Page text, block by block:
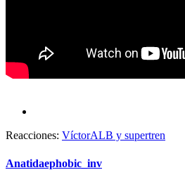
Reacciones: VíctorALB y supertren
Anatidaephobic_inv